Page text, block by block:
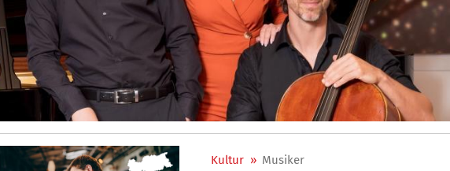
Kultur » Musiker